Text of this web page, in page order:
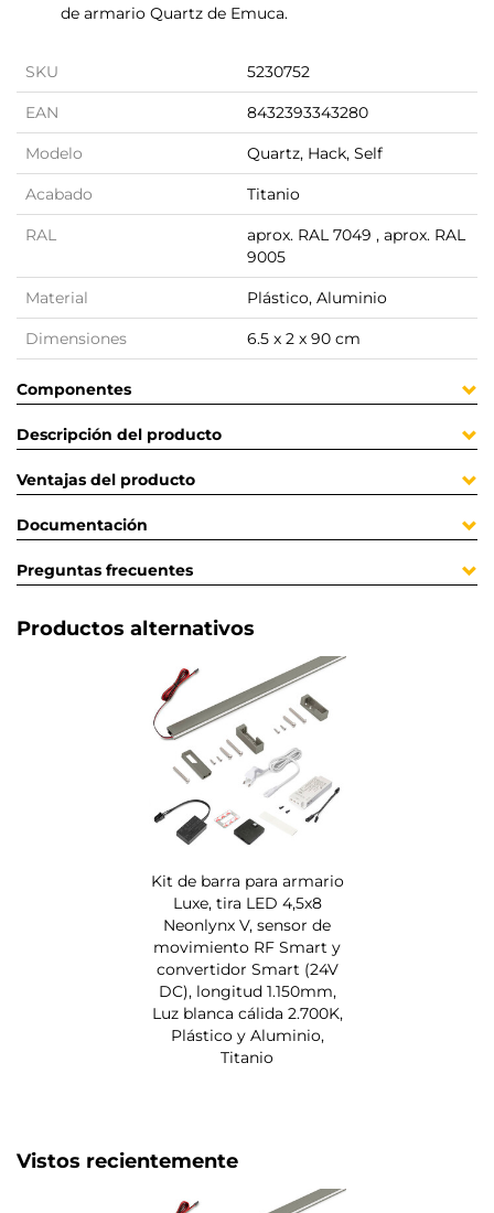
de armario Quartz de Emuca.
SKU 5230752
EAN 8432393343280
Modelo Quartz, Hack, Self
Acabado Titanio
RAL
aprox. RAL 7049 , aprox. RAL
9005
Material Plástico, Aluminio
Dimensiones 6.5 x 2 x 90 cm
Componentes
Descripción del producto
Ventajas del producto
Documentación
Preguntas frecuentes
Productos alternativos
Kit de barra para armario
Luxe, tira LED 4,5x8
Neonlynx V, sensor de
movimiento RF Smart y
convertidor Smart (24V
DC), longitud 1.150mm,
Luz blanca cálida 2.700K,
Plástico y Aluminio,
Titanio
Vistos recientemente